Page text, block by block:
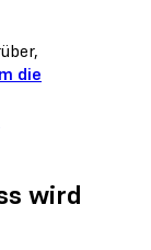
die
wird